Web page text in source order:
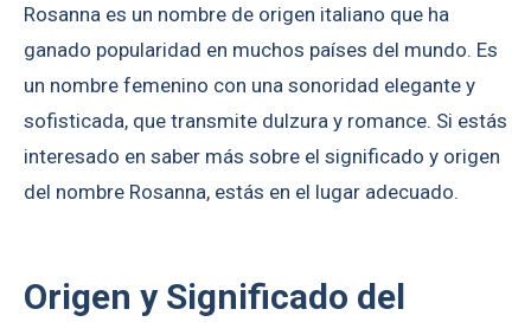
Rosanna es un nombre de origen italiano que ha
ganado popularidad en muchos países del mundo. Es
un nombre femenino con una sonoridad elegante y
sofisticada, que transmite dulzura y romance. Si estás
interesado en saber más sobre el significado y origen
del nombre Rosanna, estás en el lugar adecuado.
Origen y Significado del